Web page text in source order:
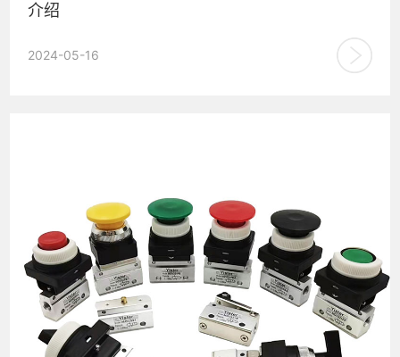
介绍
伊斯特二位三通二位五通新益型XQ系列机械阀气动阀，包含了
基本型、滚轮型、选择型旋钮，按钮型等多种头部结构，满足
2024-05-16